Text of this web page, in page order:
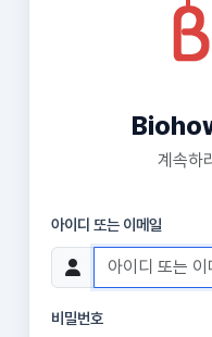
계속하
아이디 또는 이메일
비밀번호